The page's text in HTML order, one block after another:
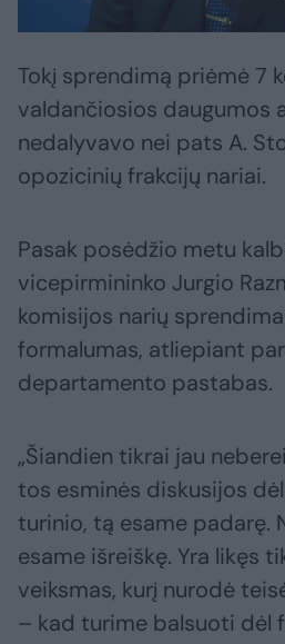
Tokį sprendimą priėmė 7
valdančiosios daugumos
nedalyvavo nei pats A.
opozicinių frakcijų nariai.
Pasak posėdžio metu
vicepirmininko Jurgio
komisijos narių
formalumas, atliepiant
departamento pastabas.
„Šiandien tikrai jau
tos esminės diskusijos
turinio, tą esame padarę.
esame išreiškę. Yra likęs
veiksmas, kurį nurodė
– kad turime balsuoti dėl